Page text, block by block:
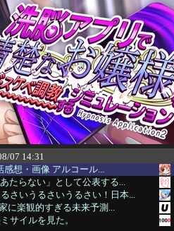
07 14:31
感想・画像 アルコール...
たらない」として公表する...
さいうるさいうるさい！日本...
に楽観的すぎる未来予測...
サイルを見た。